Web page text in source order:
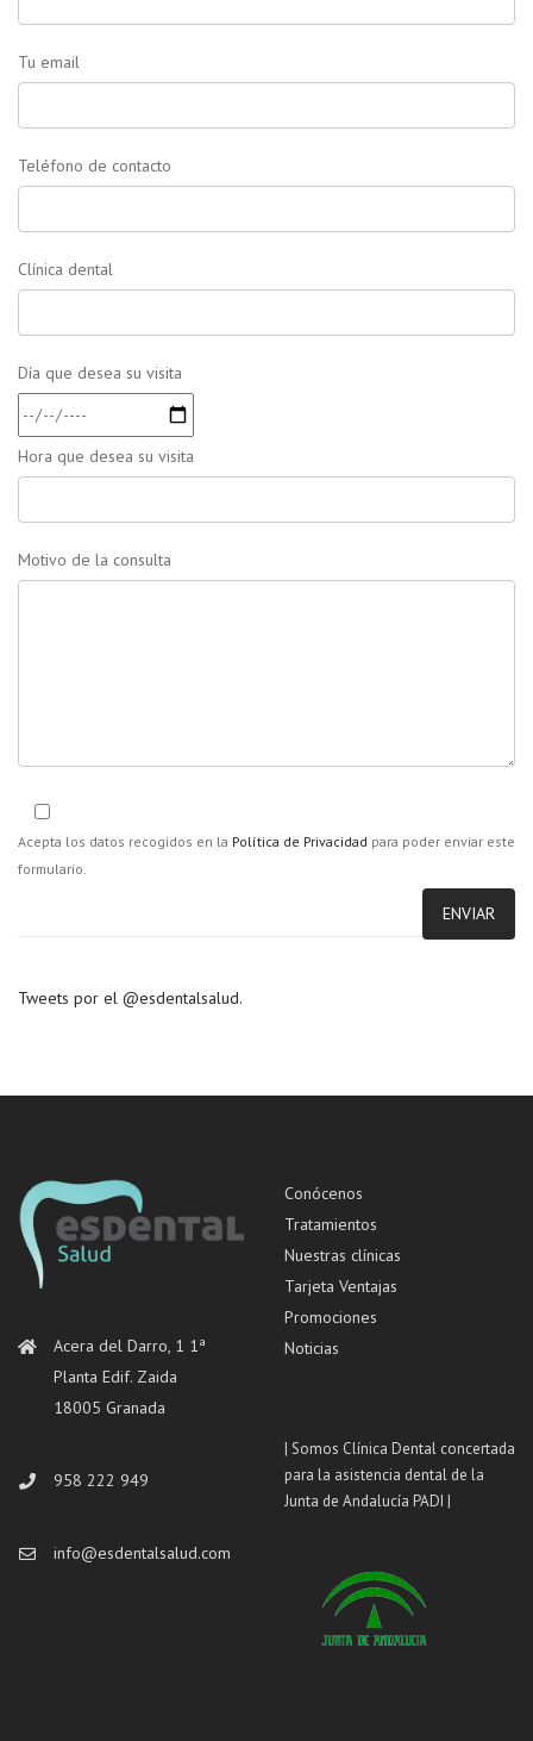
Tu email
Teléfono de contacto
Clínica dental
Día que desea su visita
Hora que desea su visita
Motivo de la consulta
Acepta los datos recogidos en la Política de Privacidad para poder enviar este
formulario.
Tweets por el @esdentalsalud.
Acera del Darro, 1 1ª
Planta Edif. Zaida
18005 Granada
958 222 949
info@esdentalsalud.com
Conócenos
Tratamientos
Nuestras clínicas
Tarjeta Ventajas
Promociones
Noticias
| Somos Clínica Dental concertada
para la asistencia dental de la
Junta de Andalucía PADI |